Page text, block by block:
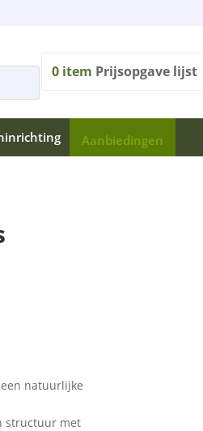
0item Prijsopgave lijst
Aanbiedingen
natuurlijke
structuur met